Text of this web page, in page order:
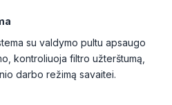
su valdymo pultu apsaugo
kontroliuoja filtro užterštumą,
darbo režimą savaitei.